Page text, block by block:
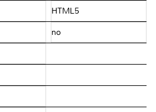
HTML5
no